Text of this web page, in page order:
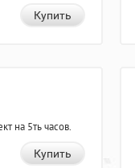
Купить
на 5ть часов.
Купить